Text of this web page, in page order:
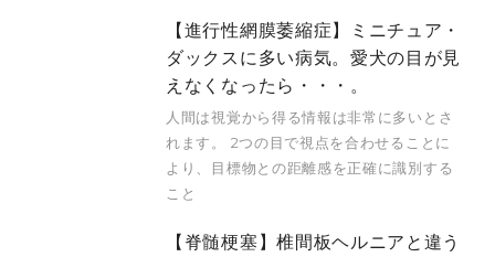
【進行性網膜萎縮症】ミニチュア・
ダックスに多い病気。愛犬の目が見
えなくなったら・・・。
人間は視覚から得る情報は非常に多いとさ
れます。 2つの目で視点を合わせることに
より、目標物との距離感を正確に識別する
こと
【脊髄梗塞】椎間板ヘルニアと違う